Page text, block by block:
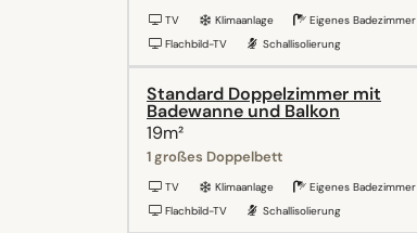
TV Klimaanlage
Eigenes Badezimmer
Flachbild-TV
Schallisolierung
Standard Doppelzimmer mit
Badewanne und Balkon
19m²
1 großes Doppelbett
TV Klimaanlage
Eigenes Badezimmer
Flachbild-TV
Schallisolierung